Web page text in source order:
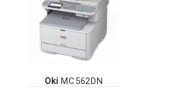
Oki MC562DN